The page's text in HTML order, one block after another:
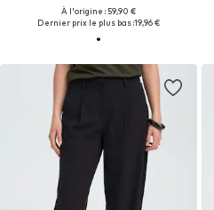
À l'origine : 59,90 €
Dernier prix le plus bas :19,96 €